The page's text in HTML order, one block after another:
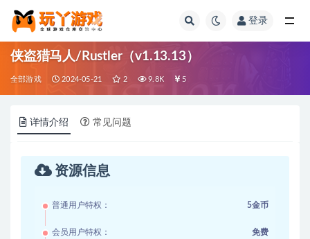
登录
侠盗猎马人/Rustler（v1.13.13）
全部游戏 2024-05-21 2 9.8K 5
详情介绍 常见问题
资源信息
普通用户特权： 5金币
会员用户特权： 免费